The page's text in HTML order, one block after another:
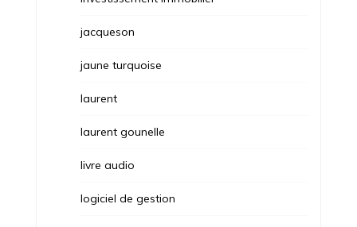
jacqueson
jaune turquoise
laurent
laurent gounelle
livre audio
logiciel de gestion